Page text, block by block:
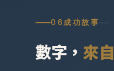
06成功故事
數字， 來